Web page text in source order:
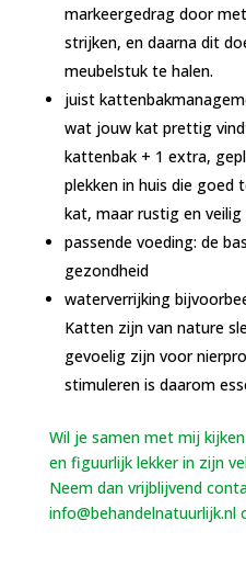
markeergedrag door
strijken, en daarna dit
meubelstuk te halen.
juist
wat jouw kat prettig
kattenbak + 1 extra,
plekken in huis die goed
kat, maar rustig en
passende voeding: de
gezondheid
waterverrijking
Katten zijn van nature
gevoelig zijn voor
stimuleren is daarom
Wil je samen met mij
en figuurlijk lekker in zijn
Neem dan vrijblijvend
info@behandelnatuurlijk.nl